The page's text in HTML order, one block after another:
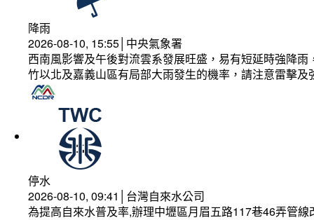
降雨
2026-08-10, 15:55│中央氣象署
西南風影響及午後對流雲系發展旺盛，易有短延時強降
竹以北及嘉義山區有局部大雨發生的機率，請注意雷擊
停水
2026-08-10, 09:41│台灣自來水公司
為提高自來水普及率,辦理中壢區月眉五路117巷46弄管